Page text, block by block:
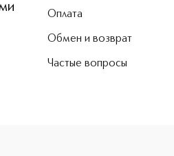
Оплата
Обмен и возврат
Частые вопросы